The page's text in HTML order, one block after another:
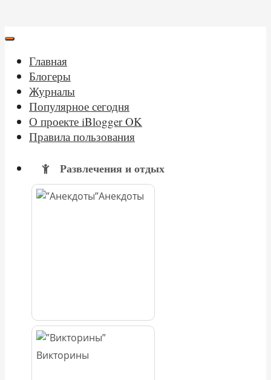
Главная
Блогеры
Журналы
Популярное сегодня
О проекте iBlogger OK
Правила пользования
Развлечения и отдых
Анекдоты
Викторины